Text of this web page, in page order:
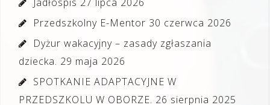
Przedszkolny E-Mentor 30 czerwca 2026
Dyżur wakacyjny – zasady zgłaszania
dziecka. 29 maja 2026
SPOTKANIE ADAPTACYJNE W
PRZEDSZKOLU W OBORZE. 26 sierpnia 2025